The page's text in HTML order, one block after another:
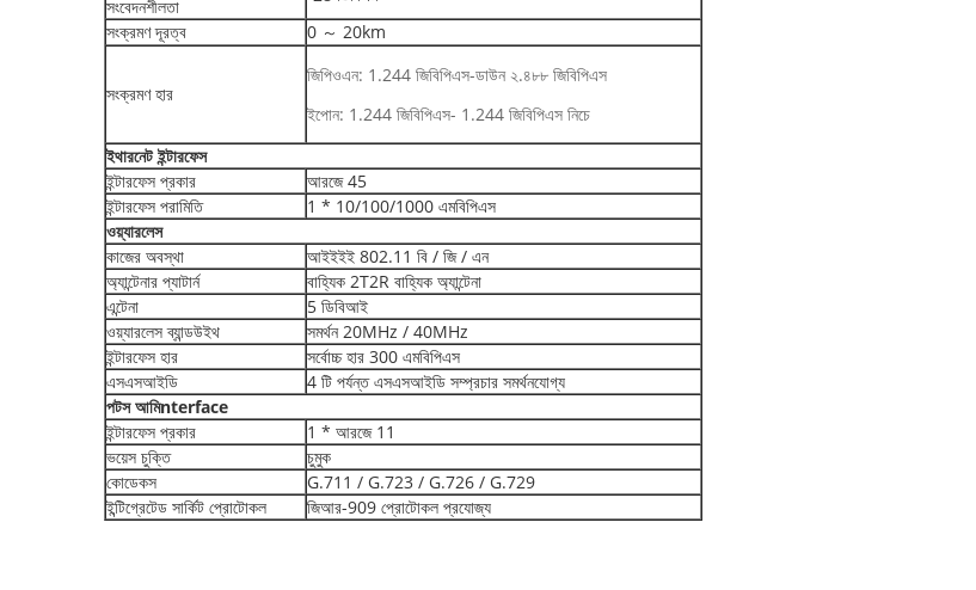
সংবেদনশীলতা
সংক্রমণ দূরত্ব
0 ～ 20km
সংক্রমণ হার
জিপিওএন: 1.244 জিবিপিএস-ডাউন ২.৪৮৮ জিবিপিএস
ইপোন: 1.244 জিবিপিএস- 1.244 জিবিপিএস নিচে
ইথারনেট ইন্টারফেস
ইন্টারফেস প্রকার
আরজে 45
ইন্টারফেস পরামিতি
1 * 10/100/1000 এমবিপিএস
ওয়্যারলেস
কাজের অবস্থা
আইইইই 802.11 বি / জি / এন
অ্যান্টেনার প্যাটার্ন
বাহ্যিক 2T2R বাহ্যিক অ্যান্টেনা
এন্টেনা
5 ডিবিআই
ওয়্যারলেস ব্যান্ডউইথ
সমর্থন 20MHz / 40MHz
ইন্টারফেস হার
সর্বোচ্চ হার 300 এমবিপিএস
এসএসআইডি
4 টি পর্যন্ত এসএসআইডি সম্প্রচার সমর্থনযোগ্য
পটস আমিnterface
ইন্টারফেস প্রকার
1 * আরজে 11
ভয়েস চুক্তি
চুমুক
কোডেকস
G.711 / G.723 / G.726 / G.729
ইন্টিগ্রেটেড সার্কিট প্রোটোকল
জিআর-909 প্রোটোকল প্রযোজ্য